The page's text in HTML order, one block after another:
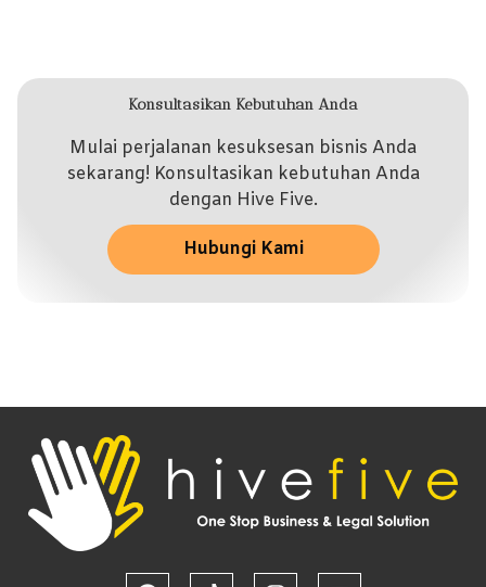
Konsultasikan Kebutuhan Anda
Mulai perjalanan kesuksesan bisnis Anda
sekarang! Konsultasikan kebutuhan Anda
dengan Hive Five.
Hubungi Kami